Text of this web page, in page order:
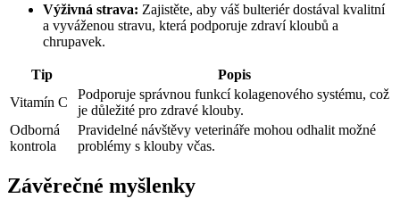
Výživná strava: Zajistěte, aby váš bulteriér dostával kvalitní
a vyváženou stravu, která podporuje zdraví kloubů a
chrupavek.
Tip
Popis
Vitamín C
Podporuje správnou funkcí kolagenového systému, což
je důležité pro zdravé klouby.
Odborná
kontrola
Pravidelné návštěvy veterináře mohou odhalit možné
problémy s klouby včas.
Závěrečné myšlenky